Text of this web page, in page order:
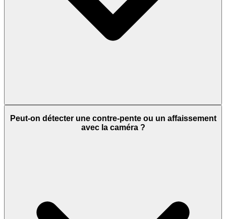
Peut-on détecter une contre-pente ou un affaissement
avec la caméra ?